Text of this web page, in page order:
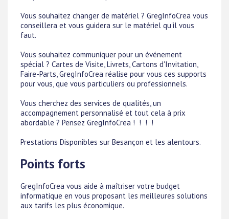
Vous souhaitez changer de matériel ? GregInfoCrea vous
conseillera et vous guidera sur le matériel qu'il vous
faut.
Vous souhaitez communiquer pour un événement
spécial ? Cartes de Visite, Livrets, Cartons d'Invitation,
Faire-Parts, GregInfoCrea réalise pour vous ces supports
pour vous, que vous particuliers ou professionnels.
Vous cherchez des services de qualités, un
accompagnement personnalisé et tout cela à prix
abordable ? Pensez GregInfoCrea ! ! ! !
Prestations Disponibles sur Besançon et les alentours.
Points forts
GregInfoCrea vous aide à maîtriser votre budget
informatique en vous proposant les meilleures solutions
aux tarifs les plus économique.